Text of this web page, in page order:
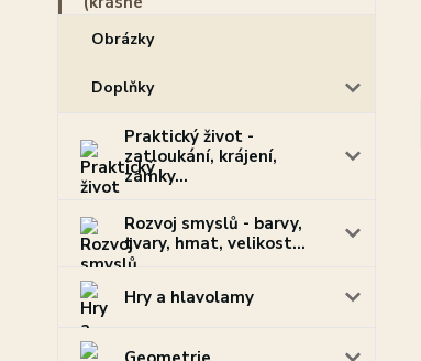
Obrázky
Doplňky
Praktický život -
zatloukání, krájení,
zámky...
Rozvoj smyslů - barvy,
tvary, hmat, velikost...
Hry a hlavolamy